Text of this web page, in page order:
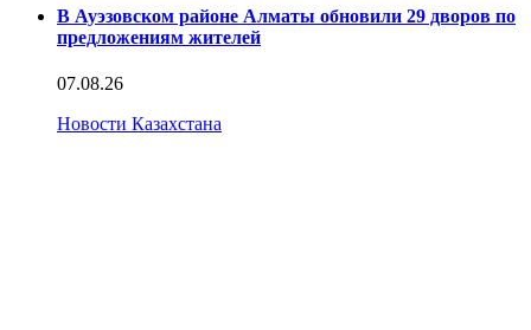
В Ауэзовском районе Алматы обновили 29 дворов по
предложениям жителей
07.08.26
Новости Казахстана